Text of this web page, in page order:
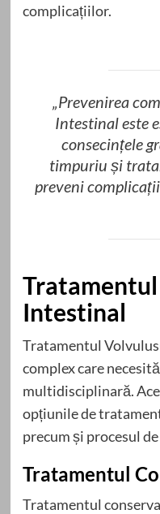
complicațiilor.
„Prevenirea
Intestinal este
consecințele
timpuriu și
preveni
Intestinal
Tratamentul
complex care
multidisciplinară.
opțiunile de
precum și procesul
Tratamentul
Tratamentul